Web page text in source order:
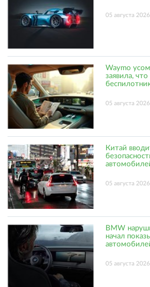
05 августа 2026
Waymo
заявила,
05 августа 2026
Китай
05 августа 2026
BMW
начал
05 августа 2026